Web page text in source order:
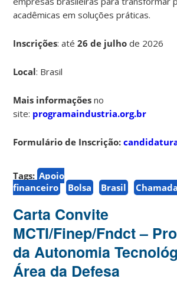
acadêmicas em soluções práticas.
Inscrições: até26 de julhode 2026
Local: Brasil
Mais informações no
site: programaindustria.org.br
Formulário de Inscrição:
Tags: Apoio
financeiro
Bolsa Brasil Chamada
Carta Convite
MCTI/Finep/Fndct –
da Autonomia
Área da Defesa